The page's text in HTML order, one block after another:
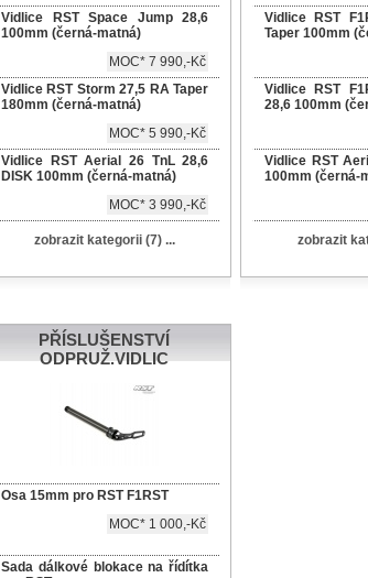
Vidlice RST Space Jump 28,6
100mm (černá-matná)
MOC* 7 990,-Kč
Vidlice RST Storm 27,5 RA Taper
180mm (černá-matná)
MOC* 5 990,-Kč
Vidlice RST Aerial 26 TnL 28,6
DISK 100mm (černá-matná)
MOC* 3 990,-Kč
zobrazit kategorii (7) ...
Vidlice RST
Taper 100mm
Vidlice RST
28,6 100mm
Vidlice RST
100mm (černá-
zobrazit
PŘÍSLUŠENSTVÍ
ODPRUŽ.VIDLIC
Osa 15mm pro RST F1RST
MOC* 1 000,-Kč
Sada dálkové blokace na řídítka